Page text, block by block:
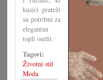
17.
stoljeću
kusići prateži
su potribni za
elegantan
topli outfit.
Tagovi:
Životni stil
Moda